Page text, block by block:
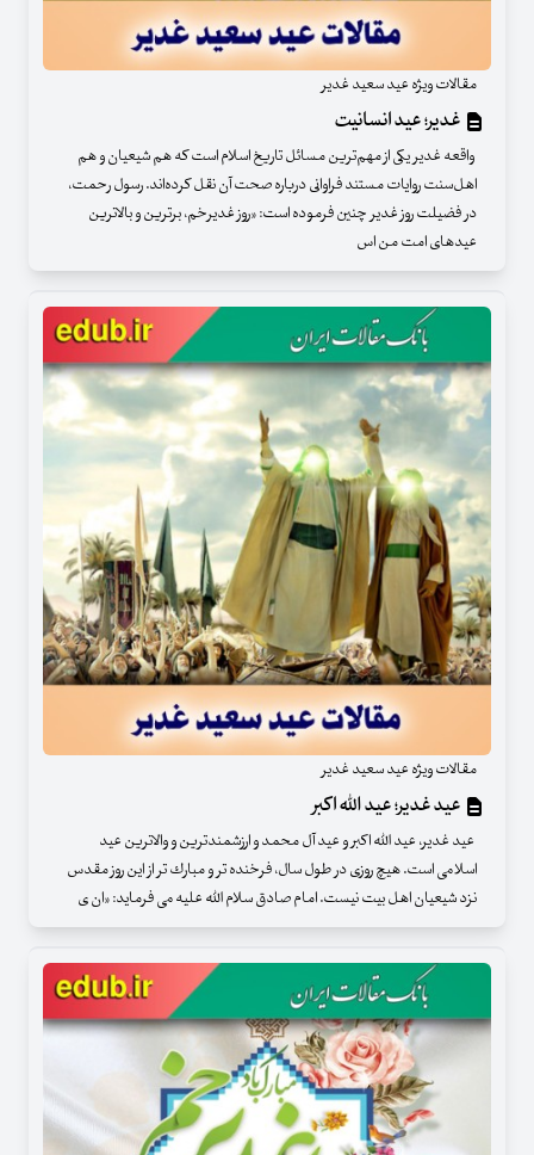
مقالات ویژه عید سعید غدیر
غدیر؛ عید انسانیت
واقعه غدیر یکی از مهم‌ترین مسائل تاریخ اسلام است که هم شیعیان و هم
اهل‌سنت روایات مستند فراوانی درباره صحت آن نقل کرده‌اند. رسول رحمت،
در فضیلت روز غدیر چنین فرموده است: «روز غدیرخم، برترین و بالاترین
عید‌های امت من اس
مقالات ویژه عید سعید غدیر
عید غدیر؛ عید الله اکبر
عید غدیر، عید الله اكبر و عید آل محمد و ارزشمندترین و والاترین عید
اسلامى‏ است. هیچ روزى در طول سال، فرخنده ‏تر و مبارك‏ تر از این روز مقدس
نزد شیعیان اهل‏ بیت نیست. امام صادق سلام الله ‏علیه می‏ فرماید: «ان ی